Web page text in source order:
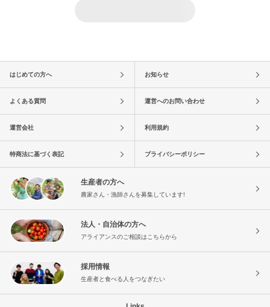
はじめての方へ お知らせ
よくある質問 運営へのお問い合わせ
運営会社 利用規約
特商法に基づく表記 プライバシーポリシー
生産者の方へ
農家さん・漁師さんを募集しています!
法人・自治体の方へ
アライアンスのご相談はこちらから
採用情報
生産者と食べる人をつなぎたい